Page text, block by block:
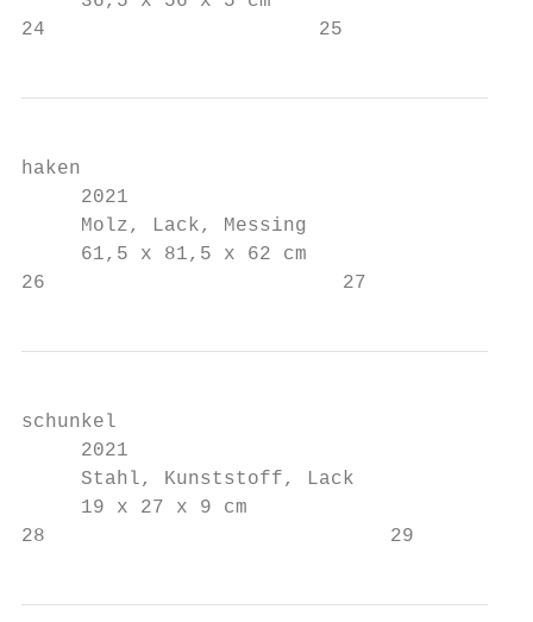
24                       25
haken
     2021
     Molz, Lack, Messing
     61,5 x 81,5 x 62 cm
26                         27
schunkel
     2021
     Stahl, Kunststoff, Lack
     19 x 27 x 9 cm
28                             29